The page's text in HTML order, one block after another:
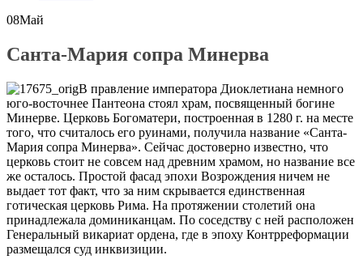
08Май
Санта-Мария сопра Минерва
В правление императора Диоклетиана немного
юго-восточнее Пантеона стоял храм, посвященный богине
Минерве. Церковь Богоматери, построенная в 1280 г. на месте
того, что считалось его руинами, получила название «Санта-
Мария сопра Минерва». Сейчас достоверно известно, что
церковь стоит не совсем над древним храмом, но название все
же осталось. Простой фасад эпохи Возрождения ничем не
выдает тот факт, что за ним скрывается единственная
готическая церковь Рима. На протяжении столетий она
принадлежала доминиканцам. По соседству с ней расположен
Генеральный викариат ордена, где в эпоху Контрреформации
размещался суд инквизиции.